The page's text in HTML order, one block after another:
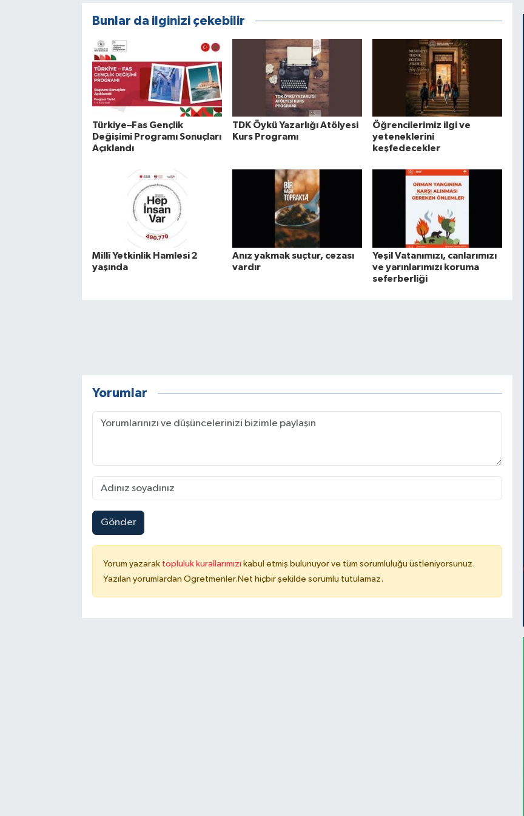
Bunlar da ilginizi çekebilir
Türkiye–Fas Gençlik
Değişimi Programı Sonuçları
Açıklandı
TDK Öykü Yazarlığı Atölyesi
Kurs Programı
Öğrencilerimiz ilgi ve
yeteneklerini
keşfedecekler
Millî Yetkinlik Hamlesi 2
yaşında
Anız yakmak suçtur, cezası
vardır
Yeşil Vatanımızı, canlarımızı
ve yarınlarımızı koruma
seferberliği
Yorumlar
Gönder
Yorum yazarak topluluk kurallarımızı kabul etmiş bulunuyor ve tüm sorumluluğu üstleniyorsunuz.
Yazılan yorumlardan Ogretmenler.Net hiçbir şekilde sorumlu tutulamaz.